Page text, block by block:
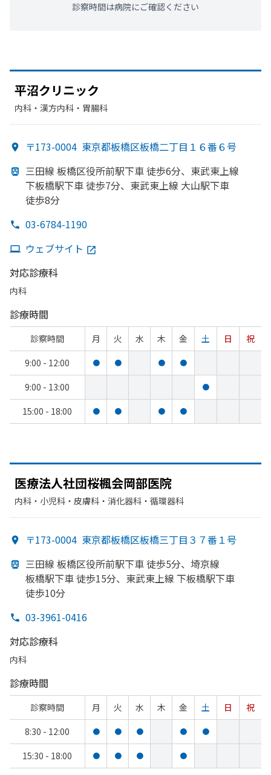
診察時間は病院にご確認ください
平沼クリニック
内科・​漢方内科・​胃腸科
〒173-0004 東京都板橋区板橋二丁目１６番６号
三田線 板橋区役所前駅下車 徒歩6分、 東武東上線
下板橋駅下車 徒歩7分、 東武東上線 大山駅下車
徒歩8分
03-6784-1190
ウェブサイト
対応診療科
内科
診療時間
診察時間 月 火 水 木 金 土 日
祝
9:00 - 12:00
● ● ● ●
9:00 - 13:00 ●
15:00 - 18:00 ● ● ● ●
医療法人社団桜楓会岡部医院
内科・​小児科・​皮膚科・​消化器科・​循環器科
〒173-0004 東京都板橋区板橋三丁目３７番１号
三田線 板橋区役所前駅下車 徒歩5分、 埼京線
板橋駅下車 徒歩15分、 東武東上線 下板橋駅下車
徒歩10分
03-3961-0416
対応診療科
内科
診療時間
診察時間 月 火 水 木 金 土 日
祝
8:30 - 12:00
● ● ● ● ●
15:30 - 18:00 ● ● ● ●